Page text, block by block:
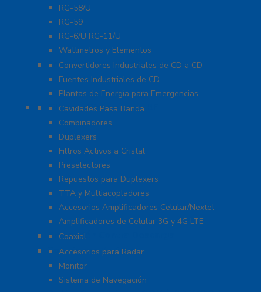
RG-58/U
RG-59
RG-6/U RG-11/U
Wattmetros y Elementos
Energía
Convertidores Industriales de CD a CD
Fuentes Industriales de CD
Plantas de Energía para Emergencias
Filtros y Sistemas en RF
Cavidades Pasa Banda
Combinadores
Duplexers
Filtros Activos a Cristal
Preselectores
Repuestos para Duplexers
TTA y Multiacopladores
Accesorios Amplificadores Celular/Nextel
Amplificadores de Celular 3G y 4G LTE
Protección Contra Descarga
Coaxial
Soluciones Marinas
Accesorios para Radar
Monitor
Sistema de Navegación